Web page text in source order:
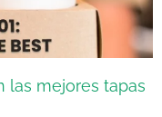
las mejores tapas